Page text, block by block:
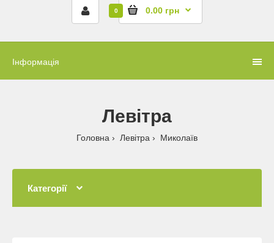
0 0.00 грн
Інформація
Левітра
Головна Левітра Миколаїв
Категорії